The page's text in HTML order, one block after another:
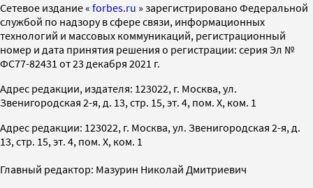
Cетевое издание « forbes.ru » зарегистрировано Федеральной
службой по надзору в сфере связи, информационных
технологий и массовых коммуникаций, регистрационный
номер и дата принятия решения о регистрации: серия Эл №
ФС77-82431 от 23 декабря 2021 г.
Адрес редакции, издателя: 123022, г. Москва, ул.
Звенигородская 2-я, д. 13, стр. 15, эт. 4, пом. X, ком. 1
Адрес редакции: 123022, г. Москва, ул. Звенигородская 2-я, д.
13, стр. 15, эт. 4, пом. X, ком. 1
Главный редактор: Мазурин Николай Дмитриевич